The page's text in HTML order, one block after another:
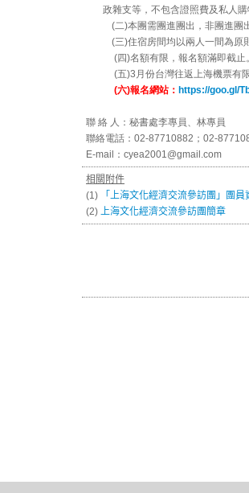
政雜支等，不包含證照費及私人購
(二)本團需團進團出，非團進團
(三)住宿房間均以兩人一間為原
(四)名額有限，報名額滿即截止
(五)3月份台灣往返上海機票有
(六)報名網站： https://goo.gl/
聯 絡 人：秘書處李專員、林專員
聯絡電話：02-87710882；02-
E-mail：cyea2001@gmail.com
相關附件
(1)
「上海文化經濟交流參訪團」團員
(2) 上海文化經濟交流參訪團簡章